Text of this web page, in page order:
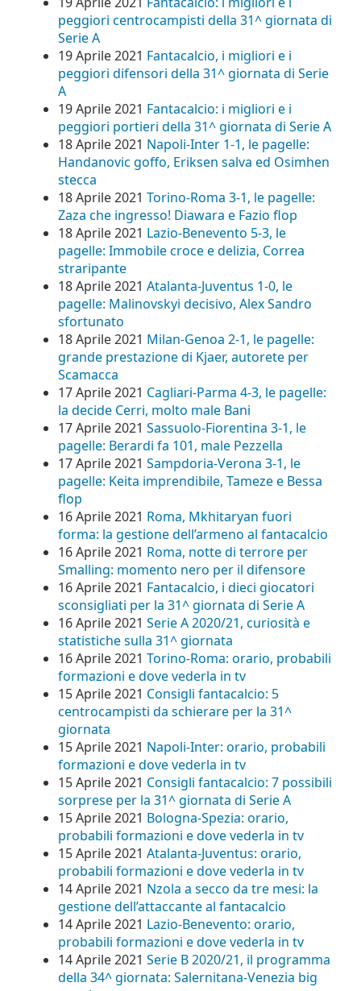
peggiori centrocampisti della 31^ giornata di
Serie A
19 Aprile 2021 Fantacalcio, i migliori e i
peggiori difensori della 31^ giornata di Serie
A
19 Aprile 2021 Fantacalcio: i migliori e i
peggiori portieri della 31^ giornata di Serie A
18 Aprile 2021 Napoli-Inter 1-1, le pagelle:
Handanovic goffo, Eriksen salva ed Osimhen
stecca
18 Aprile 2021 Torino-Roma 3-1, le pagelle:
Zaza che ingresso! Diawara e Fazio flop
18 Aprile 2021 Lazio-Benevento 5-3, le
pagelle: Immobile croce e delizia, Correa
straripante
18 Aprile 2021 Atalanta-Juventus 1-0, le
pagelle: Malinovskyi decisivo, Alex Sandro
sfortunato
18 Aprile 2021 Milan-Genoa 2-1, le pagelle:
grande prestazione di Kjaer, autorete per
Scamacca
17 Aprile 2021 Cagliari-Parma 4-3, le pagelle:
la decide Cerri, molto male Bani
17 Aprile 2021 Sassuolo-Fiorentina 3-1, le
pagelle: Berardi fa 101, male Pezzella
17 Aprile 2021 Sampdoria-Verona 3-1, le
pagelle: Keita imprendibile, Tameze e Bessa
flop
16 Aprile 2021 Roma, Mkhitaryan fuori
forma: la gestione dell’armeno al fantacalcio
16 Aprile 2021 Roma, notte di terrore per
Smalling: momento nero per il difensore
16 Aprile 2021 Fantacalcio, i dieci giocatori
sconsigliati per la 31^ giornata di Serie A
16 Aprile 2021 Serie A 2020/21, curiosità e
statistiche sulla 31^ giornata
16 Aprile 2021 Torino-Roma: orario, probabili
formazioni e dove vederla in tv
15 Aprile 2021 Consigli fantacalcio: 5
centrocampisti da schierare per la 31^
giornata
15 Aprile 2021 Napoli-Inter: orario, probabili
formazioni e dove vederla in tv
15 Aprile 2021 Consigli fantacalcio: 7 possibili
sorprese per la 31^ giornata di Serie A
15 Aprile 2021 Bologna-Spezia: orario,
probabili formazioni e dove vederla in tv
15 Aprile 2021 Atalanta-Juventus: orario,
probabili formazioni e dove vederla in tv
14 Aprile 2021 Nzola a secco da tre mesi: la
gestione dell’attaccante al fantacalcio
14 Aprile 2021 Lazio-Benevento: orario,
probabili formazioni e dove vederla in tv
14 Aprile 2021 Serie B 2020/21, il programma
della 34^ giornata: Salernitana-Venezia big